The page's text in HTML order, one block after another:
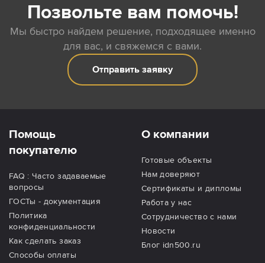
Позвольте вам помочь!
Мы быстро найдем решение, подходящее именно
для вас, и свяжемся с вами.
Отправить заявку
Помощь
покупателю
FAQ : Часто задаваемые
вопросы
ГОСТы - документация
Политика
конфиденциальности
Как сделать заказ
Способы оплаты
О компании
Готовые объекты
Нам доверяют
Сертификаты и дипломы
Работа у нас
Сотрудничество с нами
Новости
Блог idn500.ru